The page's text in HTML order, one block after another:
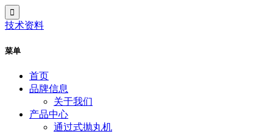
技术资料
菜单
首页
品牌信息
关于我们
产品中心
通过式抛丸机